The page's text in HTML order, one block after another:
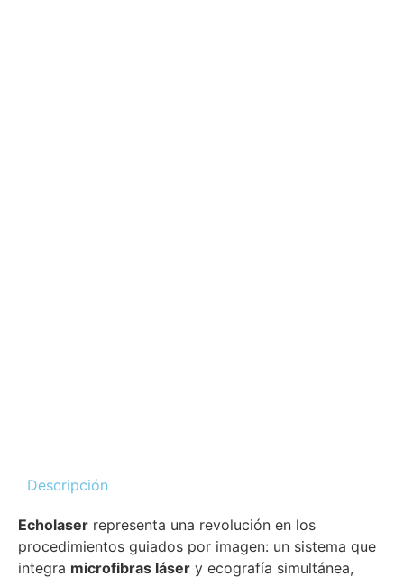
Descripción
Echolaser representa una revolución en los
procedimientos guiados por imagen: un sistema que
integra microfibras láser y ecografía simultánea,